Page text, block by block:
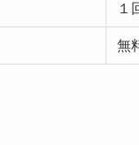
１
無